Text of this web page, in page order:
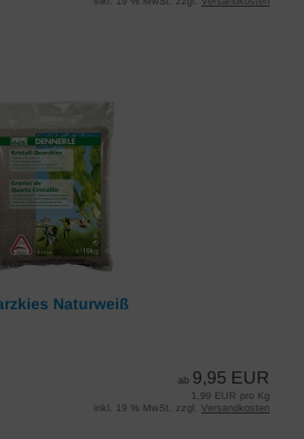
Naturweiß
ab 9,95 EUR
1,99 EUR pro Kg
inkl. 19 % MwSt. zzgl. Versandkosten